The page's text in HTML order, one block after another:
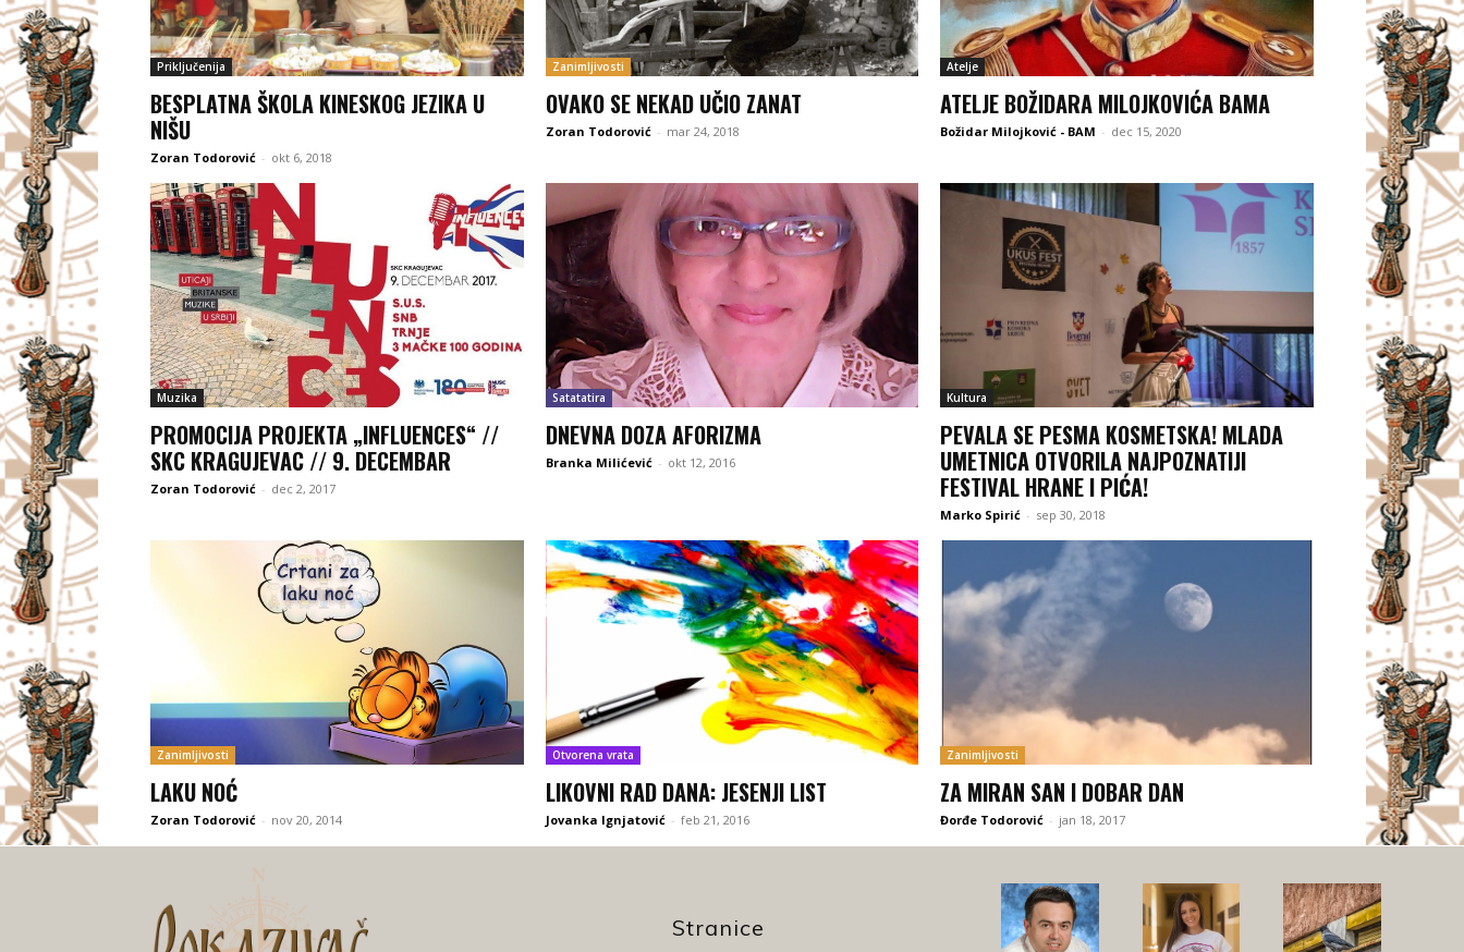
Priključenija
BESPLATNA ŠKOLA KINESKOG JEZIKA U
NIŠU
Zoran Todorović - okt 6, 2018
Zanimljivosti
OVAKO SE NEKAD UČIO ZANAT
Zoran Todorović - mar 24, 2018
Atelje
ATELJE BOŽIDARA MILOJKOVIĆA BAMA
Božidar Milojković - BAM - dec 15, 2020
Muzika
PROMOCIJA PROJEKTA „INFLUENCES“ //
SKC KRAGUJEVAC // 9. DECEMBAR
Zoran Todorović - dec 2, 2017
Satatatira
DNEVNA DOZA AFORIZMA
Branka Milićević - okt 12, 2016
Kultura
PEVALA SE PESMA KOSMETSKA! MLADA
UMETNICA OTVORILA NAJPOZNATIJI
FESTIVAL HRANE I PIĆA!
Marko Spirić - sep 30, 2018
Zanimljivosti
LAKU NOĆ
Zoran Todorović - nov 20, 2014
Otvorena vrata
LIKOVNI RAD DANA: JESENJI LIST
Jovanka Ignjatović - feb 21, 2016
Zanimljivosti
ZA MIRAN SAN I DOBAR DAN
Đorđe Todorović - jan 18, 2017
Stranice